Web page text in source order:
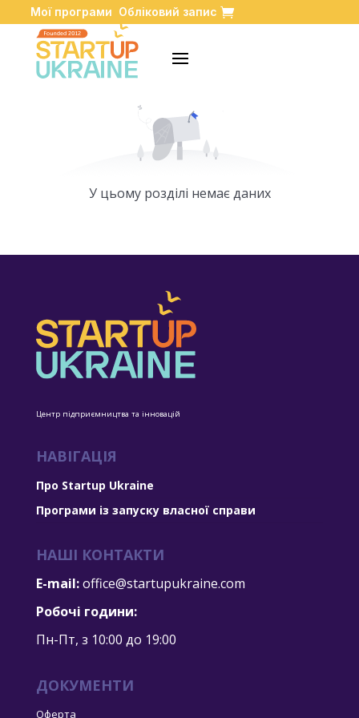
Мої програми Обліковий запис
Дата випуску (спочатку найновіші)
У цьому розділі немає даних
Центр підприємництва та інновацій
НАВІГАЦІЯ
Про Startup Ukraine
Програми із запуску власної справи
НАШІ КОНТАКТИ
E-mail:office@startupukraine.com
Робочі години:
Пн-Пт, з 10:00 дo 19:00
ДОКУМЕНТИ
Оферта